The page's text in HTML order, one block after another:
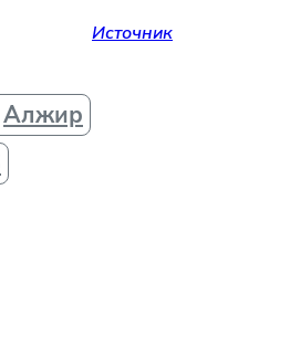
Источник
Алжир